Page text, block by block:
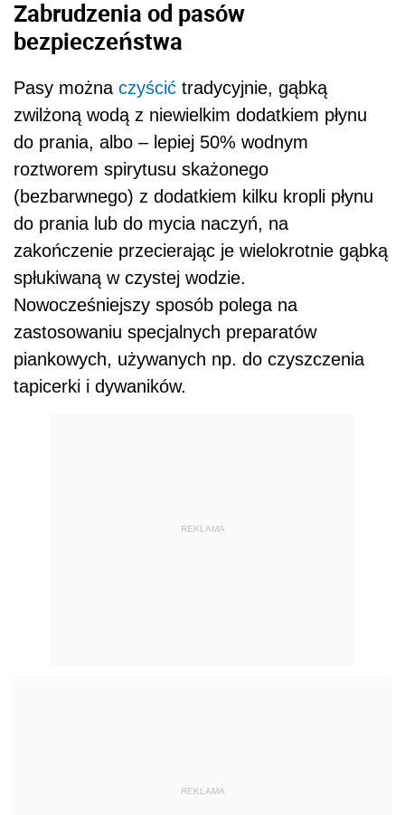
Zabrudzenia od pasów
bezpieczeństwa
Pasy możnaczyścić tradycyjnie, gąbką
zwilżoną wodą z niewielkim dodatkiem płynu
do prania, albo – lepiej 50% wodnym
roztworem spirytusu skażonego
(bezbarwnego) z dodatkiem kilku kropli płynu
do prania lub do mycia naczyń, na
zakończenie przecierając je wielokrotnie gąbką
spłukiwaną w czystej wodzie.
Nowocześniejszy sposób polega na
zastosowaniu specjalnych preparatów
piankowych, używanych np. do czyszczenia
tapicerki i dywaników.
REKLAMA
REKLAMA